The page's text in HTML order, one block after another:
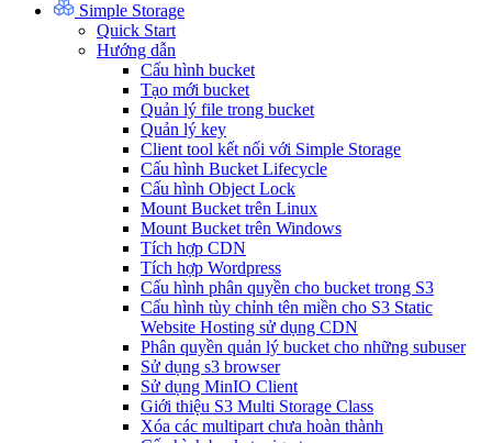
Simple Storage
Quick Start
Hướng dẫn
Cấu hình bucket
Tạo mới bucket
Quản lý file trong bucket
Quản lý key
Client tool kết nối với Simple Storage
Cấu hình Bucket Lifecycle
Cấu hình Object Lock
Mount Bucket trên Linux
Mount Bucket trên Windows
Tích hợp CDN
Tích hợp Wordpress
Cấu hình phân quyền cho bucket trong S3
Cấu hình tùy chỉnh tên miền cho S3 Static
Website Hosting sử dụng CDN
Phân quyền quản lý bucket cho những subuser
Sử dụng s3 browser
Sử dụng MinIO Client
Giới thiệu S3 Multi Storage Class
Xóa các multipart chưa hoàn thành